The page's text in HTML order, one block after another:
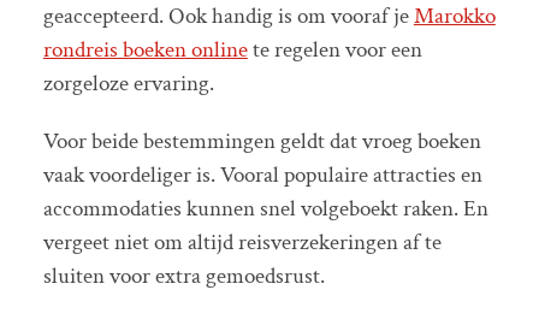
geaccepteerd. Ook handig is om vooraf jeMarokko
rondreis boeken onlinete regelen voor een
zorgeloze ervaring.
Voor beide bestemmingen geldt dat vroeg boeken
vaak voordeliger is. Vooral populaire attracties en
accommodaties kunnen snel volgeboekt raken. En
vergeet niet om altijd reisverzekeringen af te
sluiten voor extra gemoedsrust.